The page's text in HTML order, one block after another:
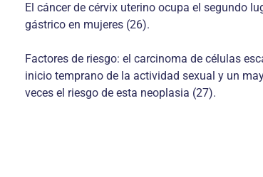
El cáncer de cérvix uterino ocupa el segundo
gástrico en mujeres (26).
Factores de riesgo: el carcinoma de células
inicio temprano de la actividad sexual y un
veces el riesgo de esta neoplasia (27).